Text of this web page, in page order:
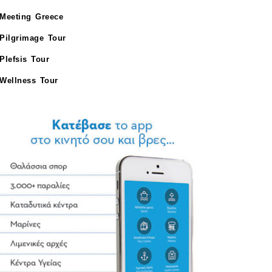
Meeting Greece
Pilgrimage Tour
Plefsis Tour
Wellness Tour